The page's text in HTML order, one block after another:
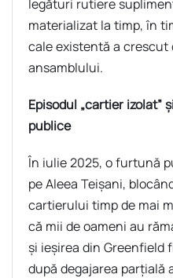
legături rutiere
materializat la timp, în
cale existentă a crescut
ansamblului.
Episodul „cartier izolat”
publice
În iulie 2025, o furtună
pe Aleea Teișani,
cartierului timp de mai
că mii de oameni au
și ieșirea din Greenfield
după degajarea parțială